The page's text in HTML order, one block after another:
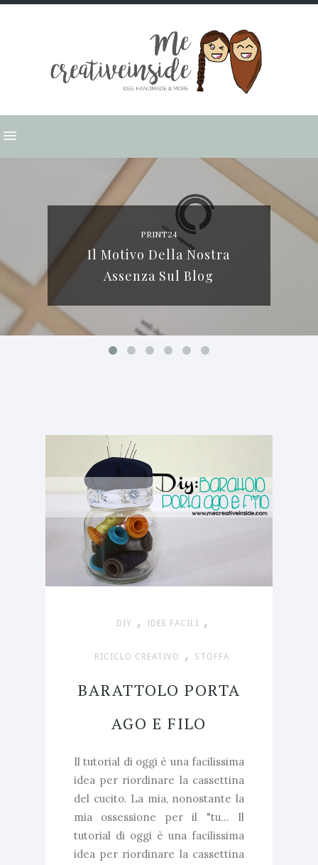
PRINT24
Il Motivo Della Nostra
Assenza Sul Blog
DIY , IDEE FACILI ,
RICICLO CREATIVO , STOFFA
BARATTOLO PORTA
AGO E FILO
Il tutorial di oggi è una facilissima
idea per riordinare la cassettina
del cucito. La mia, nonostante la
mia ossessione per il "tu... Il
tutorial di oggi è una facilissima
idea per riordinare la cassettina